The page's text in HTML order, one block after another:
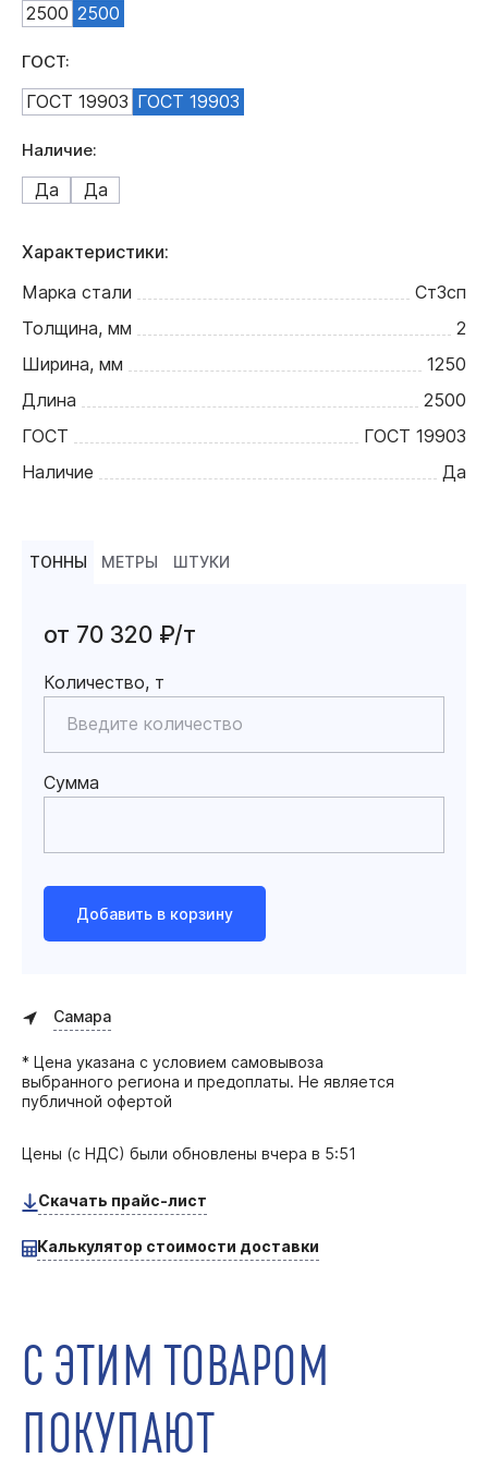
2500 2500
ГОСТ:
ГОСТ 19903 ГОСТ 19903
Наличие:
Да Да
Характеристики:
Марка стали
Ст3сп
Толщина, мм
2
Ширина, мм
1250
Длина
2500
ГОСТ
ГОСТ 19903
Наличие
Да
ТОННЫ МЕТРЫ ШТУКИ
от 70 320 ₽/т
Количество, т
Сумма
Добавить в корзину
Самара
* Цена указана с условием самовывоза
выбранного региона и предоплаты. Не является
публичной офертой
Цены (с НДС) были обновлены вчера в 5:51
Скачать прайс-лист
Калькулятор стоимости доставки
С ЭТИМ ТОВАРОМ
ПОКУПАЮТ